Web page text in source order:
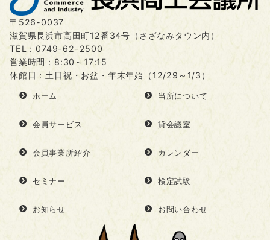
〒526-0037
滋賀県長浜市高田町12番34号（さざなみタウン内）
TEL：0749-62-2500
営業時間：8:30～17:15
休館日：土日祝・お盆・年末年始（12/29～1/3）
ホーム 当所について
会員サービス 貸会議室
会員事業所紹介 カレンダー
セミナー 検定試験
お知らせ お問い合わせ